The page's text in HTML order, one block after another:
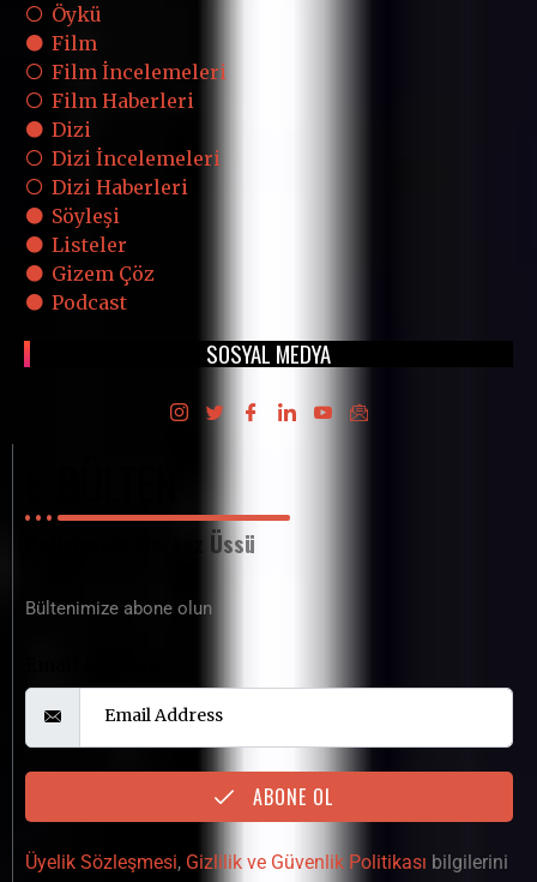
Öykü
Film
Film İncelemeleri
Film Haberleri
Dizi
Dizi İncelemeleri
Dizi Haberleri
Söyleşi
Listeler
Gizem Çöz
Podcast
SOSYAL MEDYA
Polisiyenin Merkez Üssü
Bültenimize abone olun
ABONE OL
Üyelik Sözleşmesi, Gizlilik ve Güvenlik Politikası bilgilerini